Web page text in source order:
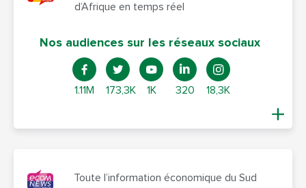
d’Afrique en temps réel
Nos audiences sur les réseaux sociaux
1.11M 173,3K 1K 320 18,3K
Toute l’information économique du Sud